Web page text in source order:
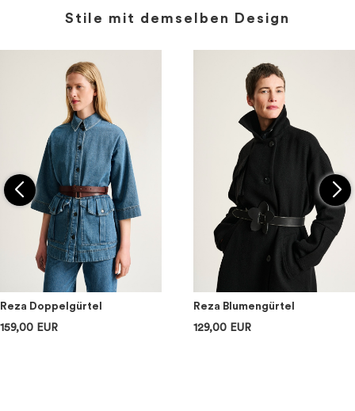
Stile mit demselben Design
Reza Doppelgürtel
159,00 EUR
Reza Blumengürtel
129,00 EUR